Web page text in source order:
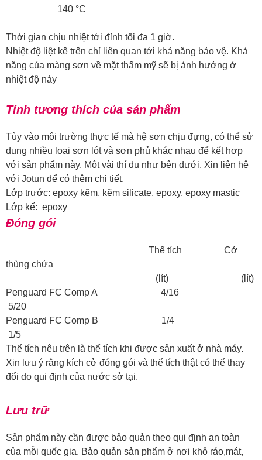
140 °C
Thời gian chịu nhiệt tới đỉnh tối đa 1 giờ.
Nhiệt độ liệt kê trên chỉ liên quan tới khả năng bảo vệ. Khả
năng của màng sơn về mặt thẩm mỹ sẽ bị ảnh hưởng ở
nhiệt độ này
Tính tương thích của sản phẩm
Tùy vào môi trường thực tế mà hệ sơn chịu đựng, có thể sử
dụng nhiều loại sơn lót và sơn phủ khác nhau để kết hợp
với sản phẩm này. Một vài thí dụ như bên dưới. Xin liên hệ
với Jotun để có thêm chi tiết.
Lớp trước: epoxy kẽm, kẽm silicate, epoxy, epoxy mastic
Lớp kế: epoxy
Đóng gói
Thể tích Cở
thùng chứa
(lít) (lít)
Penguard FC Comp A 4/16
5/20
Penguard FC Comp B 1/4
1/5
Thể tích nêu trên là thể tích khi được sản xuất ở nhà máy.
Xin lưu ý rằng kích cở đóng gói và thể tích thật có thể thay
đổi do qui định của nước sở tại.
Lưu trữ
Sản phẩm này cần được bảo quản theo qui định an toàn
của mỗi quốc gia. Bảo quản sản phẩm ở nơi khô ráo,mát,